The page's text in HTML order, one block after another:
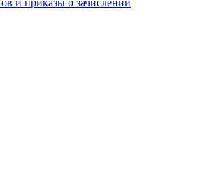
и приказы о зачислении